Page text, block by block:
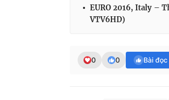
EURO 2016, Italy –
VTV6HD)
0 0 Bài